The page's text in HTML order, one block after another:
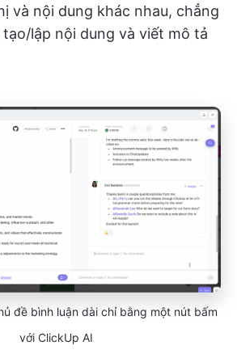
và nội dung khác nhau, chẳng
lập nội dung và viết mô tả
đề bình luận dài chỉ bằng một nút bấm
với ClickUp AI